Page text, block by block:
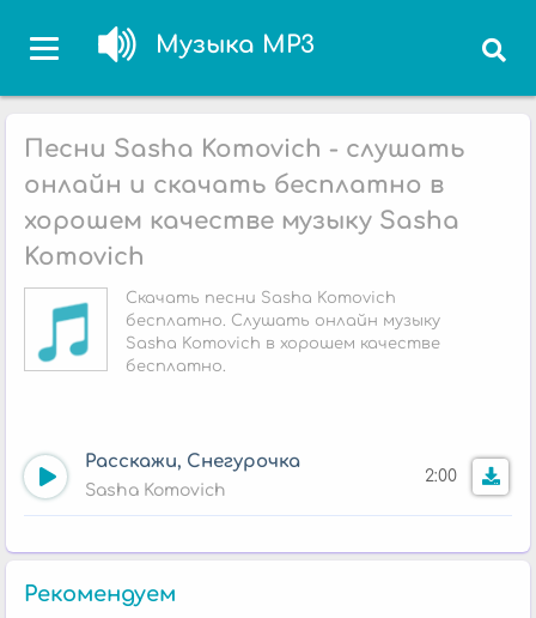
Музыка MP3
Песни Sasha Komovich - слушать
онлайн и скачать бесплатно в
хорошем качестве музыку Sasha
Komovich
Скачать песни Sasha Komovich
бесплатно. Слушать онлайн музыку
Sasha Komovich в хорошем качестве
бесплатно.
Расскажи, Снегурочка
Sasha Komovich
2:00
Рекомендуем